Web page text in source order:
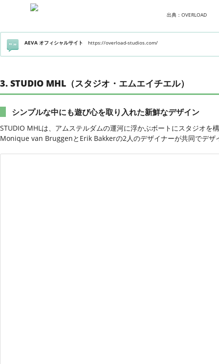
出典：OVERLOAD
AEVA オフィシャルサイト https://overload-studios.com/
3. STUDIO MHL（スタジオ・エムエイチエル）
シンプルな中にも遊び心を取り入れた新鮮なデザイン
STUDIO MHLは、アムステルダムの運河に浮かぶボートにスタジオを
Monique van BruggenとErik Bakkerの2人のデザイナーが共同でデザ